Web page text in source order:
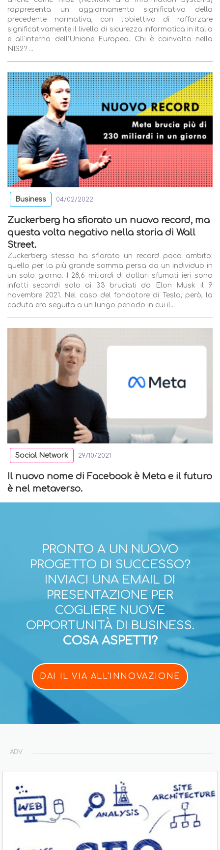
rappresenta un aggiornamento significativo della
precedente normativa, con l'obiettivo di rafforzare
significativamente il livello di sicurezza informatica in italia
e all'interno dell'Unione Europea. Chi è coinvolto nella
NIS2? ...
Business 04/02/2022
Zuckerberg ha sfiorato un nuovo record, ma
questa volta negativo nella storia di Wall
Street.
Zuckerberg stesso ha sfiorato un record poco ambito:
quello per la più grande somma persa da un individuo in
un solo giorno. I 28,6 miliardi di dollari sfumati ieri sono
infatti secondi solo ai 33 bruciati da Elon Musk il 9
novembre 2021. Nel caso del fondatore di Tesla, però, la
caduta era seguita a un lungo periodo in cui il...
Social Network 29/10/2021
Il nuovo nome di Facebook è Meta e il futuro
è nel metaverso.
PRONTO A UN NUOVO
PROGETTO DI SUCCESSO?
INVIACI UNA EMAIL DI
PRESENTAZIONE PER
COGLIERE NUOVE
OPPORTUNITÀ DI BUSINESS.
COSA ASPETTI?
DAI IL VIA ALL'INNOVAZIONE
ADV